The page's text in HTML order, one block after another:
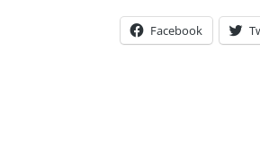
Facebook